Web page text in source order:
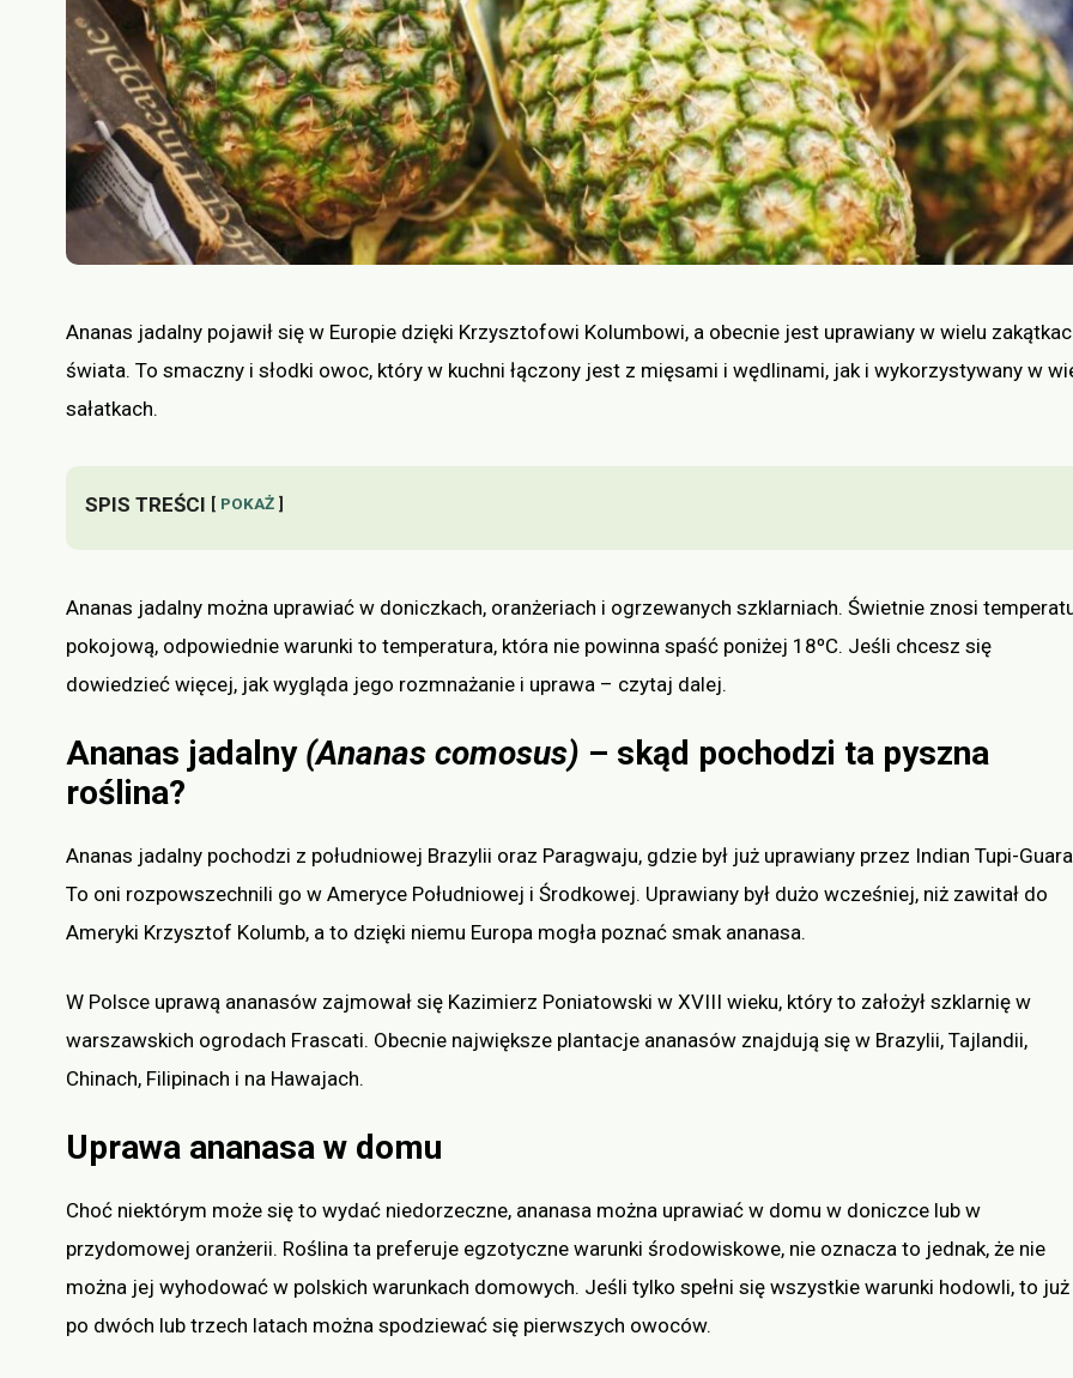
Ananas jadalny pojawił się w Europie dzięki Krzysztofowi Kolumbowi, a obecnie jest uprawiany w wielu
świata. To smaczny i słodki owoc, który w kuchni łączony jest z mięsami i wędlinami, jak i wykorzystywany w
sałatkach.
SPIS TREŚCI POKAŻ
Ananas jadalny można uprawiać w doniczkach, oranżeriach i ogrzewanych szklarniach. Świetnie znosi
pokojową, odpowiednie warunki to temperatura, która nie powinna spaść poniżej 18ºC. Jeśli chcesz się
dowiedzieć więcej, jak wygląda jego rozmnażanie i uprawa – czytaj dalej.
Ananas jadalny (Ananas comosus) – skąd pochodzi ta pyszna
roślina?
Ananas jadalny pochodzi z południowej Brazylii oraz Paragwaju, gdzie był już uprawiany przez Indian Tupi-
To oni rozpowszechnili go w Ameryce Południowej i Środkowej. Uprawiany był dużo wcześniej, niż zawitał do
Ameryki Krzysztof Kolumb, a to dzięki niemu Europa mogła poznać smak ananasa.
W Polsce uprawą ananasów zajmował się Kazimierz Poniatowski w XVIII wieku, który to założył szklarnię w
warszawskich ogrodach Frascati. Obecnie największe plantacje ananasów znajdują się w Brazylii, Tajlandii,
Chinach, Filipinach i na Hawajach.
Uprawa ananasa w domu
Choć niektórym może się to wydać niedorzeczne, ananasa można uprawiać w domu w doniczce lub w
przydomowej oranżerii. Roślina ta preferuje egzotyczne warunki środowiskowe, nie oznacza to jednak, że nie
można jej wyhodować w polskich warunkach domowych. Jeśli tylko spełni się wszystkie warunki hodowli, to już
po dwóch lub trzech latach można spodziewać się pierwszych owoców.